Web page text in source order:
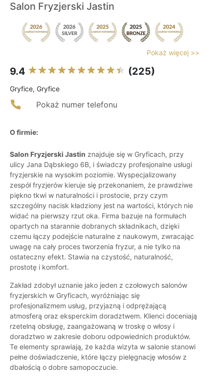
Salon Fryzjerski Jastin
Pokaż więcej >>
9.4 (225)
Gryfice, Gryfice
Pokaż numer telefonu
O firmie:
Salon Fryzjerski Jastin znajduje się w Gryficach, przy
ulicy Jana Dąbskiego 6B, i świadczy profesjonalne usługi
fryzjerskie na wysokim poziomie. Wyspecjalizowany
zespół fryzjerów kieruje się przekonaniem, że prawdziwe
piękno tkwi w naturalności i prostocie, przy czym
szczególny nacisk kładziony jest na wartości, których nie
widać na pierwszy rzut oka. Firma bazuje na formułach
opartych na starannie dobranych składnikach, dzięki
czemu łączy podejście naturalne z naukowym, zwracając
uwagę na cały proces tworzenia fryzur, a nie tylko na
ostateczny efekt. Stawia na czystość, naturalność,
prostotę i komfort.
Zakład zdobył uznanie jako jeden z czołowych salonów
fryzjerskich w Gryficach, wyróżniając się
profesjonalizmem usług, przyjazną i odprężającą
atmosferą oraz eksperckim doradztwem. Klienci doceniają
rzetelną obsługę, zaangażowaną w troskę o włosy i
doradztwo w zakresie doboru odpowiednich produktów.
Te elementy sprawiają, że każda wizyta w salonie stanowi
pełne doświadczenie, które łączy pielęgnację włosów z
dbałością o dobre samopoczucie.